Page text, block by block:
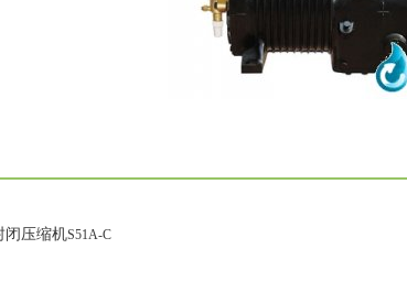
压缩机S51A-C